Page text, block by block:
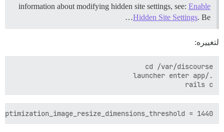
information about modifying hidden site settings, see: Enable
Hidden Site Settings. Be…
لتغييره:
rails c
= 1440